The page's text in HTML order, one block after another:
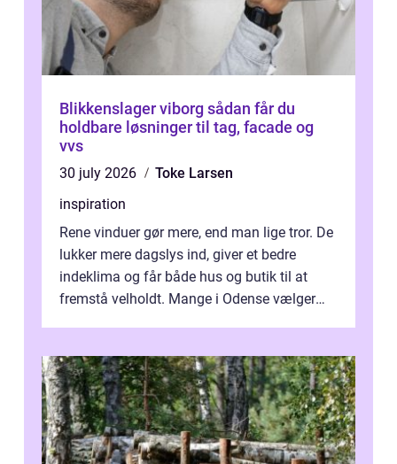
Blikkenslager viborg sådan får du
holdbare løsninger til tag, facade og
vvs
30 july 2026
Toke Larsen
inspiration
Rene vinduer gør mere, end man lige tror. De
lukker mere dagslys ind, giver et bedre
indeklima og får både hus og butik til at
fremstå velholdt. Mange i Odense vælger